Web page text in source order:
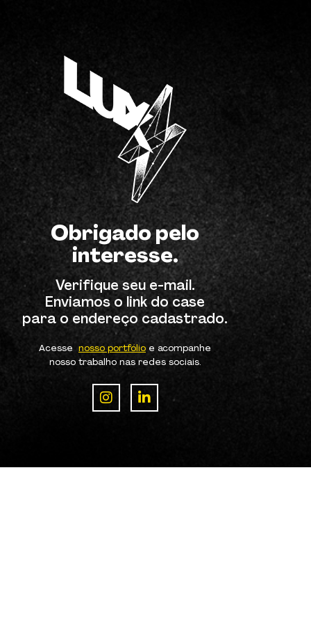
Obrigado pelo
interesse.
Verifique seu e-mail.
Enviamos o link do case
para o endereço cadastrado.
Acesse nosso portfólio e acompanhe
nosso trabalho nas redes sociais.